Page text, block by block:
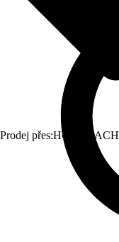
Prodej přes:HORNBACH